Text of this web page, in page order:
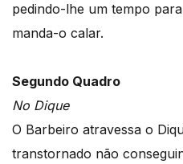
pedindo-lhe um tempo
manda-o calar.
Segundo Quadro
No Dique
O Barbeiro atravessa o
transtornado não